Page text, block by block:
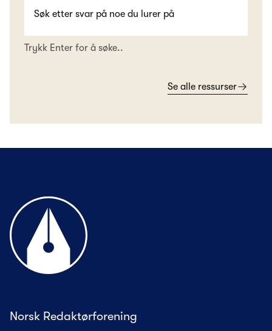
Trykk Enter for å søke..
Se alle ressurser
Til forsiden
Norsk Redaktørforening